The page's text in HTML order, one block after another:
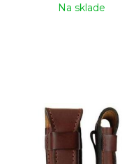
Na sklade